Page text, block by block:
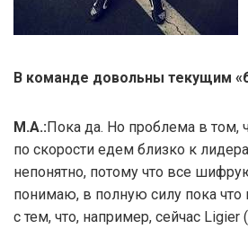
В команде довольны текущим
М.А.:Пока да. Но проблема в том,
по скорости едем близко к
непонятно, потому что все
понимаю, в полную силу пока что
с тем, что, например, сейчас